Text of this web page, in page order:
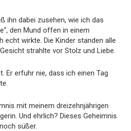
ihn dabei zusehen, wie ich das
den Mund offen in einem
echt wirkte. Die Kinder standen alle
strahlte vor Stolz und Liebe.
Er erfuhr nie, dass ich einen Tag
mit meinem dreizehnjährigen
Und ehrlich? Dieses Geheimnis
süßer.